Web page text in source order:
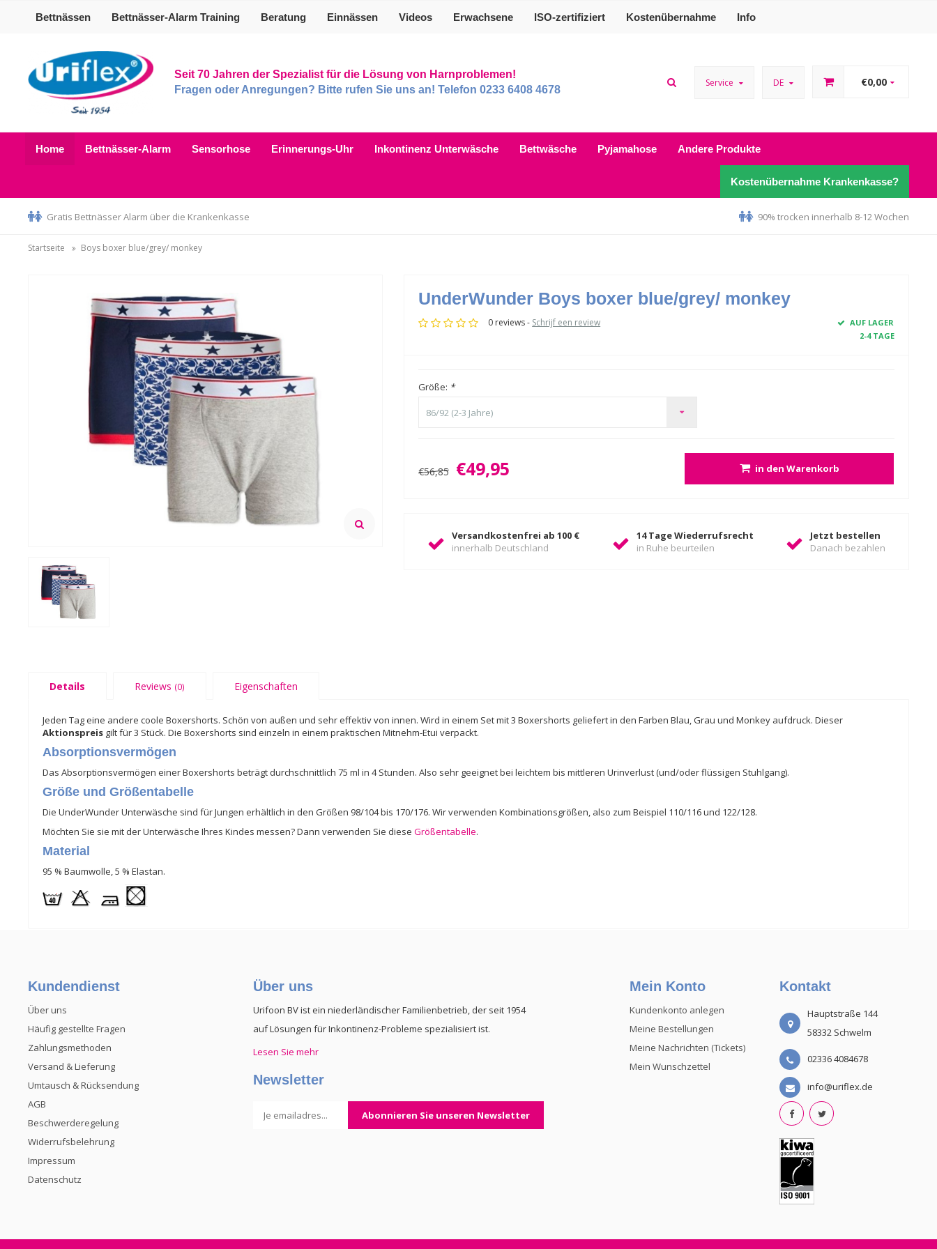
Bettnässen Bettnässer-Alarm Training Beratung Einnässen Videos Erwachsene ISO-zertifiziert Kostenübernahme Info
Seit 70 Jahren der Spezialist für die Lösung von Harnproblemen!
Fragen oder Anregungen? Bitte rufen Sie uns an! Telefon 0233 6408 4678
Service DE €0,00
Home Bettnässer-Alarm Sensorhose Erinnerungs-Uhr Inkontinenz Unterwäsche Bettwäsche Pyjamahose Andere Produkte
Kostenübernahme Krankenkasse?
Gratis Bettnässer Alarm über die Krankenkasse 90% trocken innerhalb 8-12 Wochen
Startseite Boys boxer blue/grey/ monkey
UnderWunder Boys boxer blue/grey/ monkey
0 reviews - Schrijf een review
AUF LAGER
2-4 TAGE
Größe: *
86/92 (2-3 Jahre)
€56,85 €49,95 in den Warenkorb
Versandkostenfrei ab 100 €
innerhalb Deutschland
14 Tage Wiederrufsrecht
in Ruhe beurteilen
Jetzt bestellen
Danach bezahlen
Details Reviews (0) Eigenschaften
Jeden Tag eine andere coole Boxershorts. Schön von außen und sehr effektiv von innen. Wird in einem Set mit 3 Boxershorts geliefert in den Farben Blau, Grau und Monkey aufdruck. Dieser
Aktionspreis gilt für 3 Stück. Die Boxershorts sind einzeln in einem praktischen Mitnehm-Etui verpackt.
Absorptionsvermögen
Das Absorptionsvermögen einer Boxershorts beträgt durchschnittlich 75 ml in 4 Stunden. Also sehr geeignet bei leichtem bis mittleren Urinverlust (und/oder flüssigen Stuhlgang).
Größe und Größentabelle
Die UnderWunder Unterwäsche sind für Jungen erhältlich in den Größen 98/104 bis 170/176. Wir verwenden Kombinationsgrößen, also zum Beispiel 110/116 und 122/128.
Möchten Sie sie mit der Unterwäsche Ihres Kindes messen? Dann verwenden Sie diese Größentabelle.
Material
95 % Baumwolle, 5 % Elastan.
Kundendienst
Über uns
Häufig gestellte Fragen
Zahlungsmethoden
Versand & Lieferung
Umtausch & Rücksendung
AGB
Beschwerderegelung
Widerrufsbelehrung
Impressum
Datenschutz
Über uns
Urifoon BV ist ein niederländischer Familienbetrieb, der seit 1954
auf Lösungen für Inkontinenz-Probleme spezialisiert ist.
Lesen Sie mehr
Newsletter
Abonnieren Sie unseren Newsletter
Mein Konto
Kundenkonto anlegen
Meine Bestellungen
Meine Nachrichten (Tickets)
Mein Wunschzettel
Kontakt
Hauptstraße 144
58332 Schwelm
02336 4084678
info@uriflex.de